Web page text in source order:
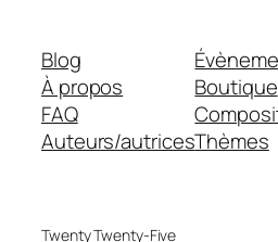
Blog
À propos
FAQ
Auteurs/autrices
Boutique
Thèmes
Twenty Twenty-Five